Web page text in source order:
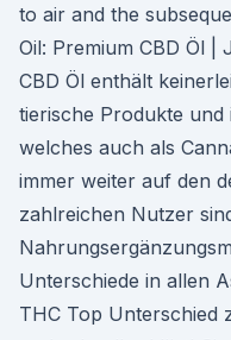
to air and the
Oil: Premium CBD Öl |
CBD Öl enthält
tierische Produkte und
welches auch als
immer weiter auf den
zahlreichen Nutzer
Unterschiede in allen
THC Top Unterschied